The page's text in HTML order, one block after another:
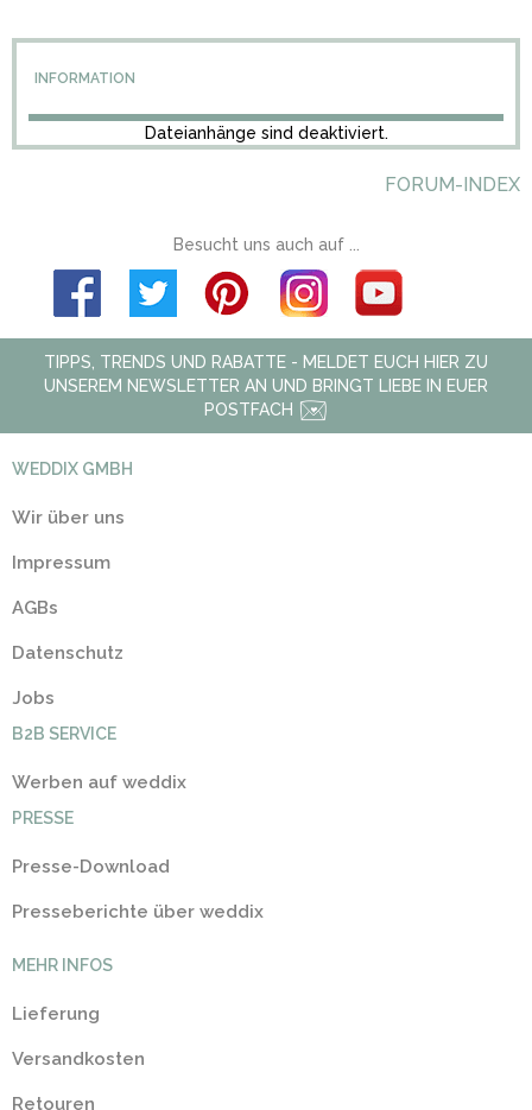
INFORMATION
Dateianhänge sind deaktiviert.
FORUM-INDEX
Besucht uns auch auf ...
TIPPS, TRENDS UND RABATTE - MELDET EUCH HIER ZU
UNSEREM NEWSLETTER AN UND BRINGT LIEBE IN EUER
POSTFACH
WEDDIX GMBH
Wir über uns
Impressum
AGBs
Datenschutz
Jobs
B2B SERVICE
Werben auf weddix
PRESSE
Presse-Download
Presseberichte über weddix
MEHR INFOS
Lieferung
Versandkosten
Retouren